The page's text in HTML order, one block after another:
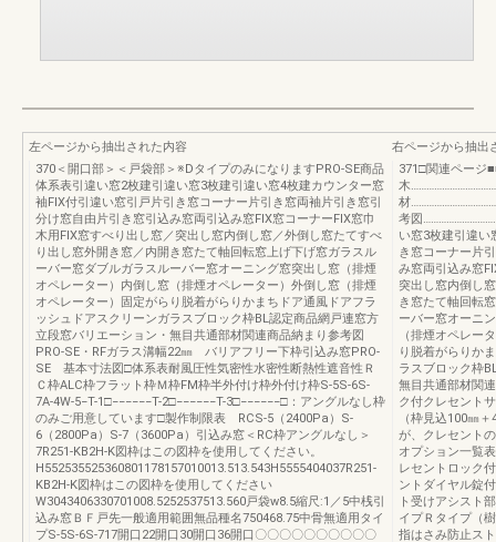
左ページから抽出された内容
370＜開口部＞＜戸袋部＞※DタイプのみになりますPRO-SE商品
体系表引違い窓2枚建引違い窓3枚建引違い窓4枚建カウンター窓
袖FIX付引違い窓引戸片引き窓コーナー片引き窓両袖片引き窓引
分け窓自由片引き窓引込み窓両引込み窓FIX窓コーナーFIX窓巾
木用FIX窓すべり出し窓／突出し窓内倒し窓／外倒し窓たてすべ
り出し窓外開き窓／内開き窓たて軸回転窓上げ下げ窓ガラスル
ーバー窓ダブルガラスルーバー窓オーニング窓突出し窓（排煙
オペレーター）内倒し窓（排煙オペレーター）外倒し窓（排煙
オペレーター）固定がらり脱着がらりかまちドア通風ドアフラ
ッシュドアスクリーンガラスブロック枠BL認定商品網戸連窓方
立段窓バリエーション・無目共通部材関連商品納まり参考図
PRO-SE・RFガラス溝幅22㎜ バリアフリー下枠引込み窓PRO-
SE 基本寸法図□体系表耐風圧性気密性水密性断熱性遮音性Ｒ
Ｃ枠ALC枠フラット枠Ｍ枠FM枠半外付け枠外付け枠S-5S-6S-
7A-4W-5−T-1□−−−−−−T-2□−−−−−−T-3□−−−−−−□：アングルなし枠
のみご用意しています□製作制限表 RCS-5（2400Pa）S-
6（2800Pa）S-7（3600Pa）引込み窓＜RC枠アングルなし＞
7R251-KB2H-K図枠はこの図枠を使用してください。
H552535525360801178157010013.513.543H5555404037R251-
KB2H-K図枠はこの図枠を使用してください
W3043406330701008.5252537513.560戸袋w8.5縮尺:1／5中桟引
込み窓ＢＦ戸先一般適用範囲無品種名750468.75中骨無適用タイ
プS-5S-6S-717開口22開口30開口36開口〇〇〇〇〇〇〇〇〇〇
右ページから抽出
371□関連ページ
木
材
考図
い窓3枚建引違い
き窓コーナー片
み窓両引込み窓
突出し窓内倒し
き窓たて軸回転
ーバー窓オーニ
（排煙オペレー
り脱着がらりか
ラスブロック枠
無目共通部材関
ク付クレセント
（枠見込100㎜
が、クレセント
オプション一覧
レセントロック
ントダイヤル錠
ト受けアシスト
イプＲタイプ（
指はさみ防止ス